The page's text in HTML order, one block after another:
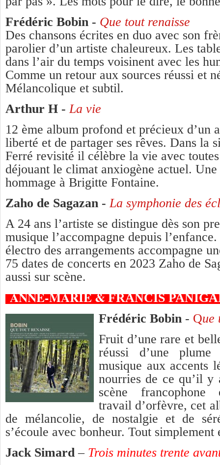
Frédéric Bobin - Que tout renaisse
Des chansons écrites en duo avec son
parolier d’un artiste chaleureux. Les
dans l’air du temps voisinent avec les
Comme un retour aux sources réussi et
Mélancolique et subtil.
Arthur H - La vie
12 ème album profond et précieux d’un
liberté et de partager ses rêves. Dans la
Ferré revisité il célèbre la vie avec
déjouant le climat anxiogène actuel. Une
hommage à Brigitte Fontaine.
Zaho de Sagazan - La symphonie des
A 24 ans l’artiste se distingue dès son
musique l’accompagne depuis
électro des arrangements accompagne
75 dates de concerts en 2023 Zaho de
aussi sur scène.
ANNE-MARIE & FRANCIS
Frédéric Bobin - Que
Fruit d’une rare et
réussi d’une
musique aux accents
nourries de ce qu’il y
scène francophone
travail d’orfèvre, cet
de mélancolie, de nostalgie et de
s’écoule avec bonheur. Tout simplement
Jack Simard – Trois minutes trente